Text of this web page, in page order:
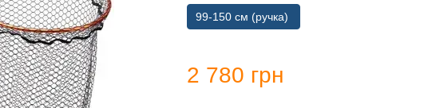
99-150 см (ручка)
2 780 грн